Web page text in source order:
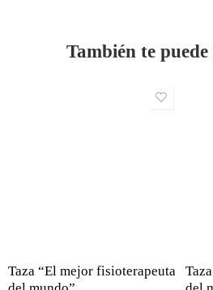
También te
Taza “El mejor fisioterapeuta